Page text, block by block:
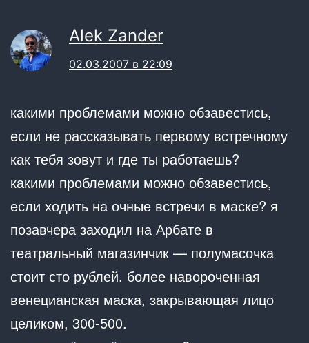
Alek Zander
02.03.2007 в 22:09
какими проблемами можно обзавестись,
если не рассказывать первому встречному
как тебя зовут и где ты работаешь?
какими проблемами можно обзавестись,
если ходить на очные встречи в маске? я
позавчера заходил на Арбате в
театральный магазинчик — полумасочка
стоит сто рублей. более навороченная
венецианская маска, закрывающая лицо
целиком, 300-500.